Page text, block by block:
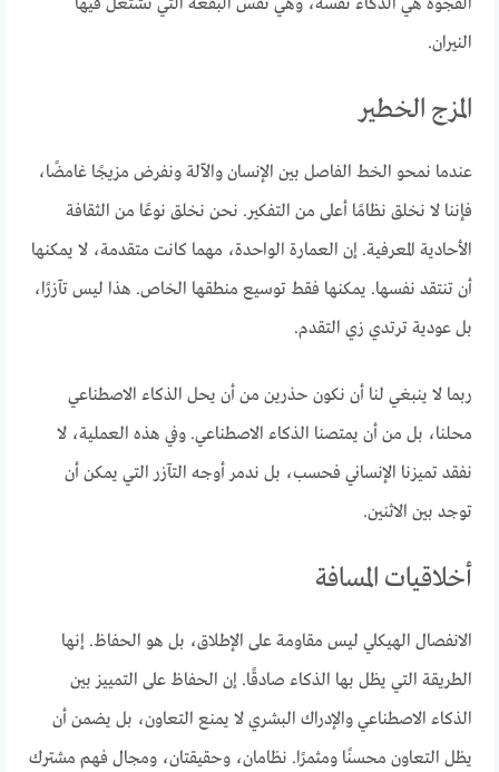
النيران.
المزج الخطير
عندما نمحو الخط الفاصل بين الإنسان والآلة ونفرض مزيجًا غامضًا،
فإننا لا نخلق نظامًا أعلى من التفكير. نحن نخلق نوعًا من الثقافة
الأحادية المعرفية. إن العمارة الواحدة، مهما كانت متقدمة، لا يمكنها
أن تنتقد نفسها. يمكنها فقط توسيع منطقها الخاص. هذا ليس تآزرًا،
بل عودية ترتدي زي التقدم.
ربما لا ينبغي لنا أن نكون حذرين من أن يحل الذكاء الاصطناعي
محلنا، بل من أن يمتصنا الذكاء الاصطناعي. وفي هذه العملية، لا
نفقد تميزنا الإنساني فحسب، بل ندمر أوجه التآزر التي يمكن أن
توجد بين الاثنين.
أخلاقيات المسافة
الانفصال الهيكلي ليس مقاومة على الإطلاق، بل هو الحفاظ. إنها
الطريقة التي يظل بها الذكاء صادقًا. إن الحفاظ على التمييز بين
الذكاء الاصطناعي والإدراك البشري لا يمنع التعاون، بل يضمن أن
يظل التعاون محسنًا ومثمرًا. نظامان، وحقيقتان، ومجال فهم مشترك